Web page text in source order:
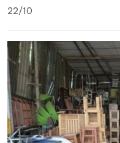
22/10